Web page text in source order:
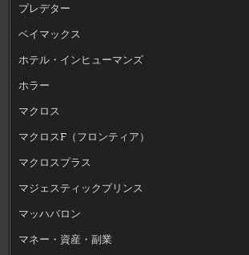
プレデター
ベイマックス
ホテル・インヒューマンズ
ホラー
マクロス
マクロスF（フロンティア）
マクロスプラス
マジェスティックプリンス
マッハバロン
マネー・資産・副業